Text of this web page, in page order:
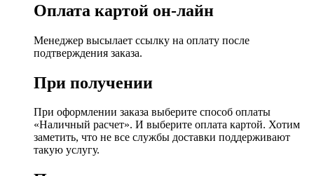
Оплата картой он-лайн
Менеджер высылает ссылку на оплату после
подтверждения заказа.
При получении
При оформлении заказа выберите способ оплаты
«Наличный расчет». И выберите оплата картой. Хотим
заметить, что не все службы доставки поддерживают
такую услугу.